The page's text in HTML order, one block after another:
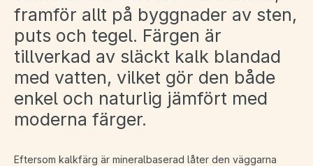
framför allt på byggnader av sten,
puts och tegel. Färgen är
tillverkad av släckt kalk blandad
med vatten, vilket gör den både
enkel och naturlig jämfört med
moderna färger.
Eftersom kalkfärg är mineralbaserad låter den väggarna